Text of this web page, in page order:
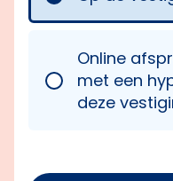
Online
met een
deze